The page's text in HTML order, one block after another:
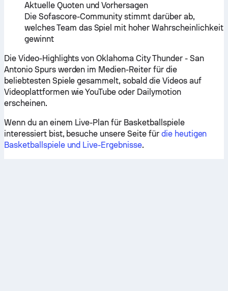
Aktuelle Quoten und Vorhersagen
Die Sofascore-Community stimmt darüber ab,
welches Team das Spiel mit hoher Wahrscheinlichkeit
gewinnt
Die Video-Highlights von Oklahoma City Thunder - San
Antonio Spurs werden im Medien-Reiter für die
beliebtesten Spiele gesammelt, sobald die Videos auf
Videoplattformen wie YouTube oder Dailymotion
erscheinen.
Wenn du an einem Live-Plan für Basketballspiele
interessiert bist, besuche unsere Seite für die heutigen
Basketballspiele und Live-Ergebnisse.